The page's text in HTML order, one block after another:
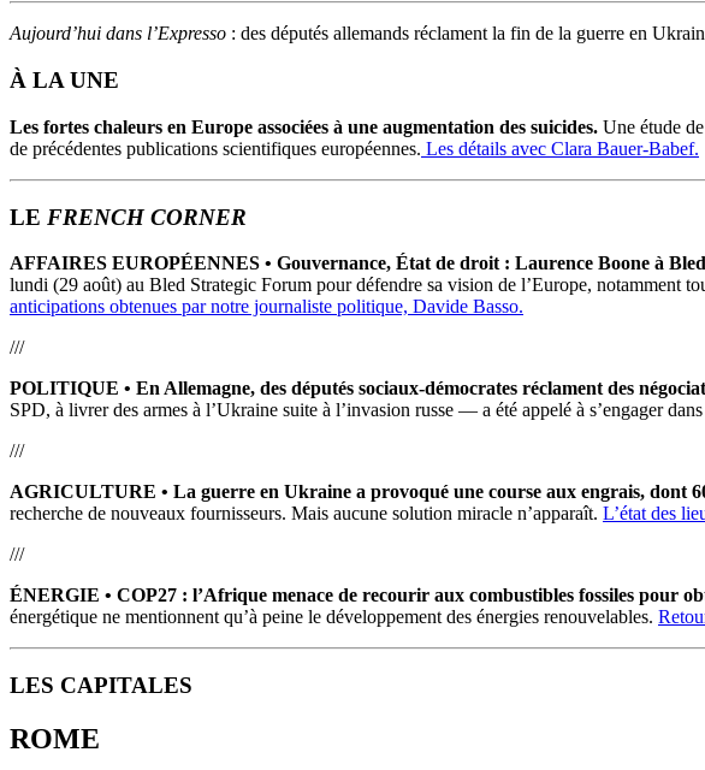
Aujourd’hui dans l’Expresso : des députés allemands réclament la fin de la guerre en
À LA UNE
Les fortes chaleurs en Europe associées à une augmentation des suicides. Une étude
de précédentes publications scientifiques européennes. Les détails avec Clara Bauer-Babef.
LE FRENCH CORNER
AFFAIRES EUROPÉENNES • Gouvernance, État de droit : Laurence Boone à
lundi (29 août) au Bled Strategic Forum pour défendre sa vision de l’Europe, notamment
anticipations obtenues par notre journaliste politique, Davide Basso.
///
POLITIQUE • En Allemagne, des députés sociaux-démocrates réclament des
SPD, à livrer des armes à l’Ukraine suite à l’invasion russe — a été appelé à s’engager
///
AGRICULTURE • La guerre en Ukraine a provoqué une course aux engrais, dont
recherche de nouveaux fournisseurs. Mais aucune solution miracle n’apparaît. L’état des
///
ÉNERGIE • COP27 : l’Afrique menace de recourir aux combustibles fossiles pour
énergétique ne mentionnent qu’à peine le développement des énergies renouvelables.
LES CAPITALES
ROME